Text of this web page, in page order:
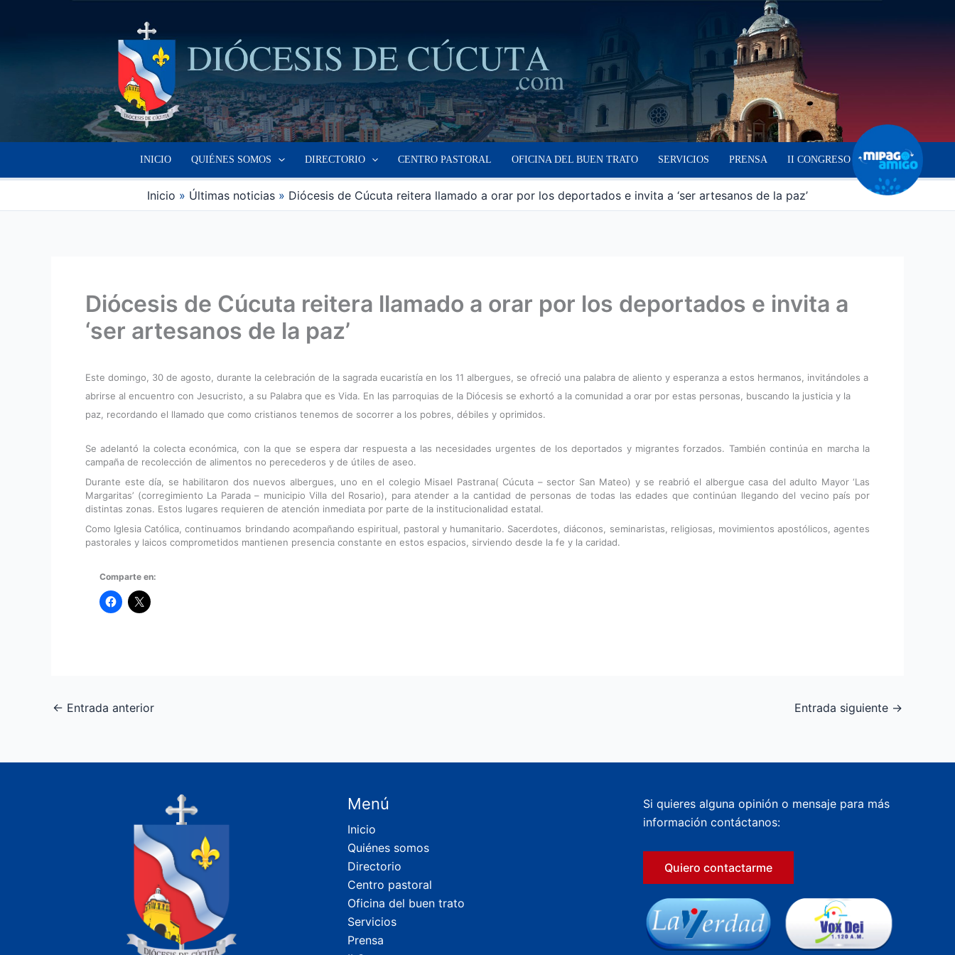
INICIO QUIÉNES SOMOS DIRECTORIO CENTRO PASTORAL OFICINA DEL BUEN TRATO SERVICIOS PRENSA II CONGRESO
Inicio Últimas noticias Diócesis de Cúcuta reitera llamado a orar por los deportados e invita a ‘ser artesanos de la paz’
Diócesis de Cúcuta reitera llamado a orar por los deportados e invita a
‘ser artesanos de la paz’
Este domingo, 30 de agosto, durante la celebración de la sagrada eucaristía en los 11 albergues, se ofreció una palabra de aliento y esperanza a estos hermanos, invitándoles a
abrirse al encuentro con Jesucristo, a su Palabra que es Vida. En las parroquias de la Diócesis se exhortó a la comunidad a orar por estas personas, buscando la justicia y la
paz, recordando el llamado que como cristianos tenemos de socorrer a los pobres, débiles y oprimidos.
Se adelantó la colecta económica, con la que se espera dar respuesta a las necesidades urgentes de los deportados y migrantes forzados. También continúa en marcha la
campaña de recolección de alimentos no perecederos y de útiles de aseo.
Durante este día, se habilitaron dos nuevos albergues, uno en el colegio Misael Pastrana( Cúcuta – sector San Mateo) y se reabrió el albergue casa del adulto Mayor ‘Las
Margaritas’ (corregimiento La Parada – municipio Villa del Rosario), para atender a la cantidad de personas de todas las edades que continúan llegando del vecino país por
distintas zonas. Estos lugares requieren de atención inmediata por parte de la institucionalidad estatal.
Como Iglesia Católica, continuamos brindando acompañando espiritual, pastoral y humanitario. Sacerdotes, diáconos, seminaristas, religiosas, movimientos apostólicos, agentes
pastorales y laicos comprometidos mantienen presencia constante en estos espacios, sirviendo desde la fe y la caridad.
Comparte en:
← Entrada anterior Entrada siguiente →
Menú
Inicio
Quiénes somos
Directorio
Centro pastoral
Oficina del buen trato
Servicios
Prensa
Si quieres alguna opinión o mensaje para más
información contáctanos:
Quiero contactarme